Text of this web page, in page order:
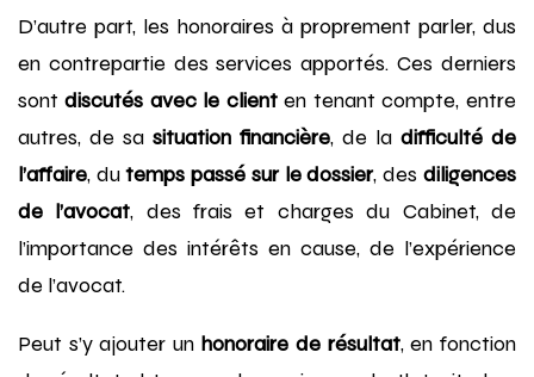
D’autre part, les honoraires à proprement parler, dus
en contrepartie des services apportés. Ces derniers
sontdiscutés avec le client en tenant compte, entre
autres, de sa situation financière, de la difficulté de
l’affaire, dutemps passé sur le dossier, des diligences
de l’avocat, des frais et charges du Cabinet, de
l’importance des intérêts en cause, de l’expérience
de l’avocat.
Peut s’y ajouter un honoraire de résultat, en fonction